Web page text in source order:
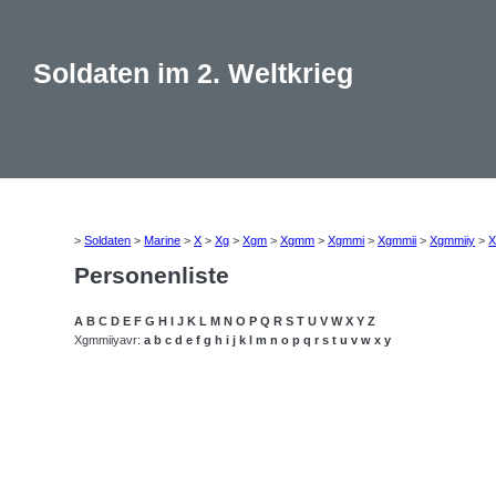
Soldaten im 2. Weltkrieg
>Soldaten >Marine >X >Xg >Xgm >Xgmm >Xgmmi >Xgmmii >Xgmmiiy >
Personenliste
A B C D E F G H I J K L M N O P Q R S T U V W X Y Z
Xgmmiiyavr:a b c d e f g h i j k l m n o p q r s t u v w x y